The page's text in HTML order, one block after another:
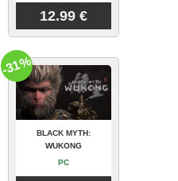
12.99 €
BLACK MYTH:
WUKONG
PC
-31%